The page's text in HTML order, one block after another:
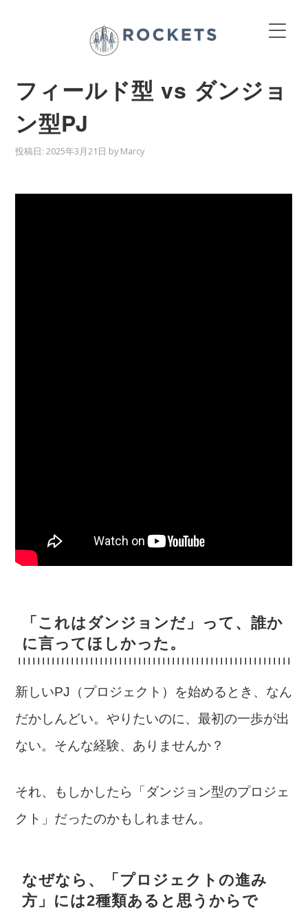
フィールド型 vs ダンジョ
ン型PJ
投稿日: 2025年3月21日 by Marcy
「これはダンジョンだ」って、誰か
に言ってほしかった。
新しいPJ（プロジェクト）を始めるとき、なん
だかしんどい。やりたいのに、最初の一歩が出
ない。そんな経験、ありませんか？
それ、もしかしたら「ダンジョン型のプロジェ
クト」だったのかもしれません。
なぜなら、「プロジェクトの進み
方」には2種類あると思うからで